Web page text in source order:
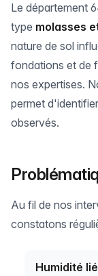
Le département
type molasses
nature de sol
fondations et de
nos expertises.
permet
observés.
Au fil de nos
constatons
Humidité